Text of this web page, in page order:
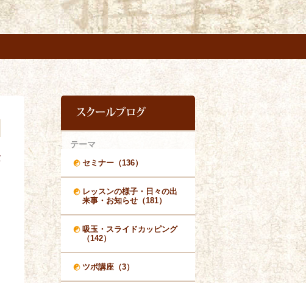
テーマ
セミナー（136）
レッスンの様子・日々の出
来事・お知らせ（181）
吸玉・スライドカッピング
（142）
ツボ講座（3）